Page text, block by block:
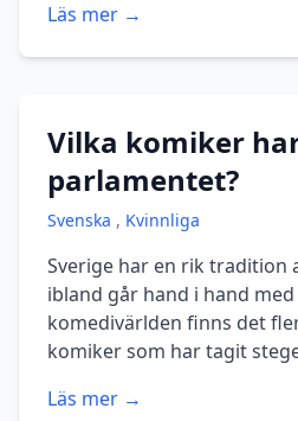
Läs mer →
Vilka komiker
parlamentet?
Svenska , Kvinnliga
Sverige har en rik tradition
ibland går hand i hand
komedivärlden finns det
komiker som har tagit
Läs mer →